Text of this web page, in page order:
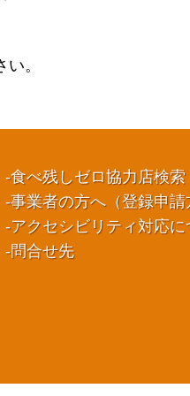
。
食べ残しゼロ協力店検索
事業者の方へ（登録申請
アクセシビリティ対応に
問合せ先